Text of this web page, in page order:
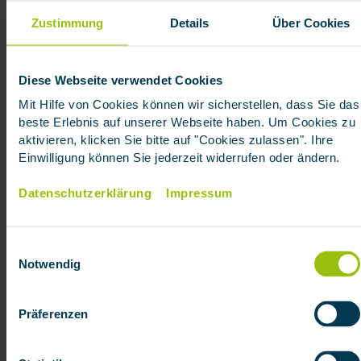
Zustimmung Details Über Cookies
Diese Webseite verwendet Cookies
Mit Hilfe von Cookies können wir sicherstellen, dass Sie das
beste Erlebnis auf unserer Webseite haben. Um Cookies zu
aktivieren, klicken Sie bitte auf "Cookies zulassen". Ihre
Einwilligung können Sie jederzeit widerrufen oder ändern.
Datenschutzerklärung Impressum
Notwendig
Präferenzen
Warum ein Wechsel in die GKV gut
Kinder von Beamten können in die
studentische Krankenversicherung
wechseln.Allerdings erlischt die
Beihilfeberechtigung, sodass man die
gesamten Kosten selbst tragen muss.Da
Krankenversicherung nur einen
Top